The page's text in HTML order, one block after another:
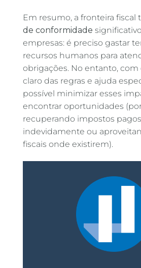
Em resumo, a fronteira fiscal
de conformidade
empresas: é preciso gastar
recursos humanos para
obrigações. No entanto,
claro das regras e ajuda
possível minimizar esses
encontrar oportunidades
recuperando impostos pagos
indevidamente ou
fiscais onde existirem).